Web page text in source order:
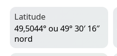
Latitude
49,5044° ou 49° 30′ 16″
nord